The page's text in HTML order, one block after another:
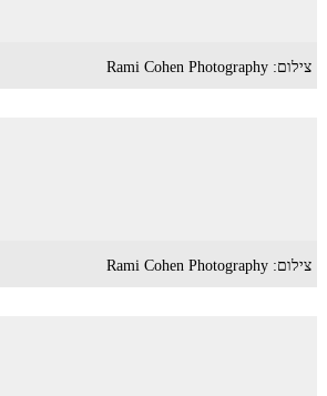
צילום: Rami Cohen Photography
צילום: Rami Cohen Photography